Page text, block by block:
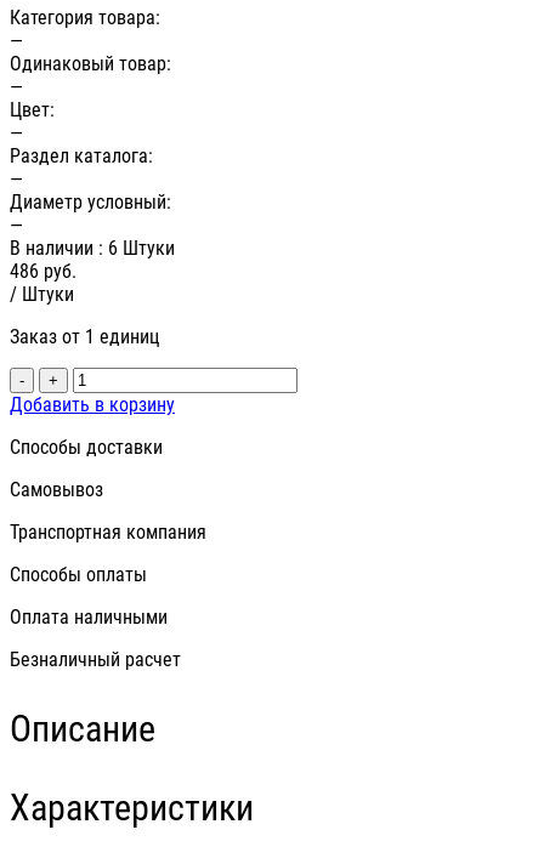
Категория товара:
—
Одинаковый товар:
—
Цвет:
—
Раздел каталога:
—
Диаметр условный:
—
В наличии : 6 Штуки
486 руб.
/ Штуки
Заказ от 1 единиц
- +
Добавить в корзину
Способы доставки
Самовывоз
Транспортная компания
Способы оплаты
Оплата наличными
Безналичный расчет
Описание
Характеристики